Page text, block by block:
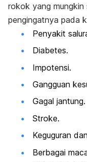
rokok yang mungkin
pengingatnya pada
Penyakit
Diabetes.
Impotensi.
Gangguan
Gagal jantung.
Stroke.
Keguguran
Berbagai